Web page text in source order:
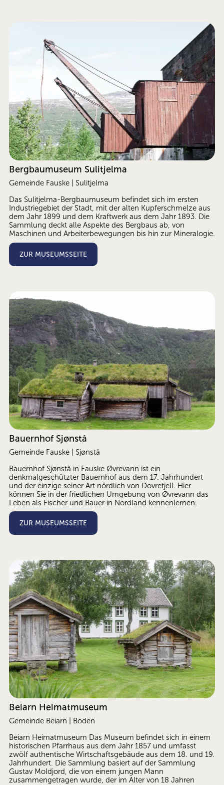
Bergbaumuseum Sulitjelma
Gemeinde Fauske | Sulitjelma
Das Sulitjelma-Bergbaumuseum befindet sich im ersten
Industriegebiet der Stadt, mit der alten Kupferschmelze aus
dem Jahr 1899 und dem Kraftwerk aus dem Jahr 1893. Die
Sammlung deckt alle Aspekte des Bergbaus ab, von
Maschinen und Arbeiterbewegungen bis hin zur Mineralogie.
ZUR MUSEUMSSEITE
Bauernhof Sjønstå
Gemeinde Fauske | Sjønstå
Bauernhof Sjønstå in Fauske Øvrevann ist ein
denkmalgeschützter Bauernhof aus dem 17. Jahrhundert
und der einzige seiner Art nördlich von Dovrefjell. Hier
können Sie in der friedlichen Umgebung von Øvrevann das
Leben als Fischer und Bauer in Nordland kennenlernen.
ZUR MUSEUMSSEITE
Beiarn Heimatmuseum
Gemeinde Beiarn | Boden
Beiarn Heimatmuseum Das Museum befindet sich in einem
historischen Pfarrhaus aus dem Jahr 1857 und umfasst
zwölf authentische Wirtschaftsgebäude aus dem 18. und 19.
Jahrhundert. Die Sammlung basiert auf der Sammlung
Gustav Moldjord, die von einem jungen Mann
zusammengetragen wurde, der im Alter von 18 Jahren